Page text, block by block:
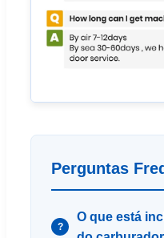
Perguntas
?
O que está